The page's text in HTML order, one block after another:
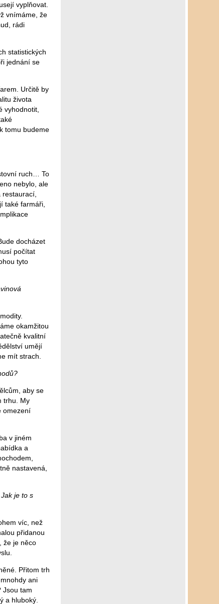
vyplňovat.
vnímáme, že
rádi
statistických
jednání se
Určitě by
života
vyhodnotit,
tomu budeme
ruch… To
nebylo, ale
také farmáři,
docházet
počítat
tyto
okamžitou
kvalitní
umějí
mít strach.
aby se
trhu. My
omezení
v jiném
a
nastavená,
je to s
víc, než
přidanou
že je něco
Přitom trh
ani
Jsou tam
a hluboký.